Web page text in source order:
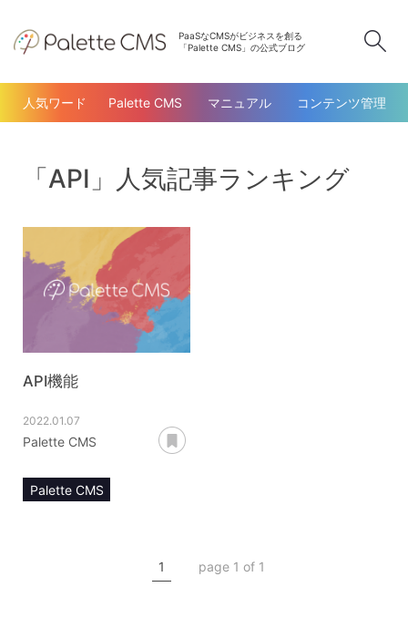
PaaSなCMSがビジネスを創る
「Palette CMS」の公式ブログ
人気ワード Palette CMS マニュアル コンテンツ管理
「API」人気記事ランキング
API機能
2022.01.07
Palette CMS
Palette CMS
1
page 1 of 1